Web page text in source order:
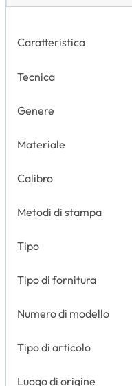
Caratteristica
Tecnica
Genere
Materiale
Calibro
Metodi di stampa
Tipo
Tipo di fornitura
Numero di modello
Tipo di articolo
Luogo di origine